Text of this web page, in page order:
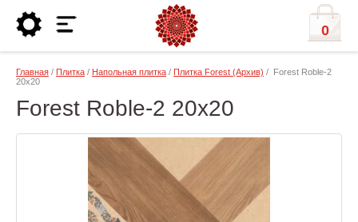
0
Главная / Плитка / Напольная плитка / Плитка Forest (Архив) / Forest Roble-2
20x20
Forest Roble-2 20x20